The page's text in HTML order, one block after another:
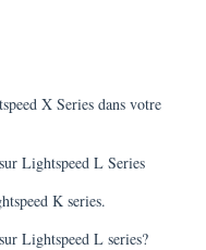
X Series dans votre
Lightspeed L Series
K series.
Lightspeed L series?